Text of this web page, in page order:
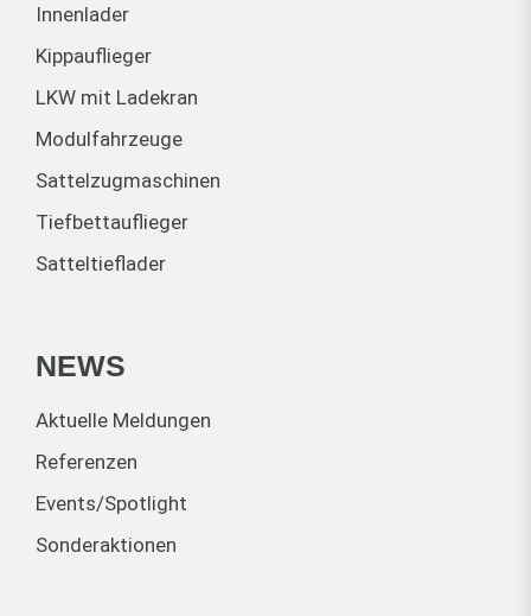
Innenlader
Kippauflieger
LKW mit Ladekran
Modulfahrzeuge
Sattelzugmaschinen
Tiefbettauflieger
Satteltieflader
NEWS
Aktuelle Meldungen
Referenzen
Events/Spotlight
Sonderaktionen